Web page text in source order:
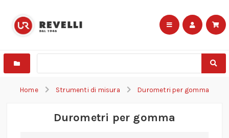
Home Strumenti di misura Durometri per gomma
Durometri per gomma